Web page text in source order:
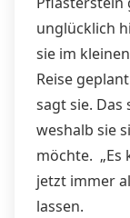
unglücklich
sie im
Reise
sagt sie.
weshalb sie
möchte. „Es
jetzt immer
lassen.